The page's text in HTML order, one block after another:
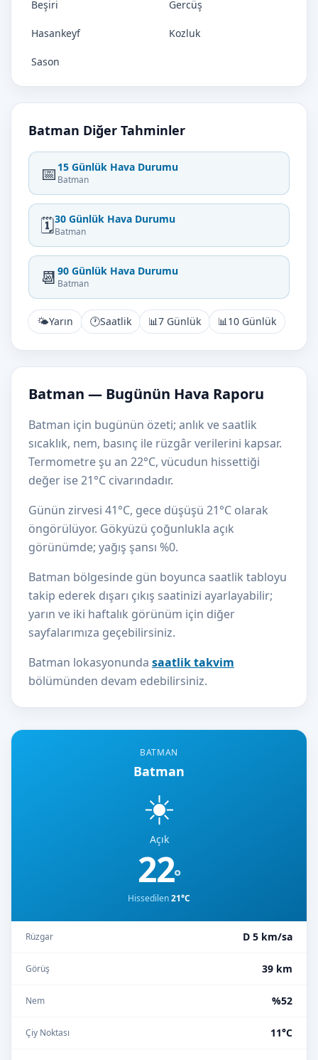
BATMAN
Batman
☀️
Açık
22°
Hissedilen21°C
Rüzgar D 5 km/sa
Görüş 39 km
Nem %52
Çiy Noktası 11°C
Beşiri Gercüş
Hasankeyf Kozluk
Sason
Batman Diğer Tahminler
📅 15 Günlük Hava Durumu
Batman
🗓️30 Günlük Hava Durumu
Batman
📆 90 Günlük Hava Durumu
Batman
🌤️Yarın 🕐Saatlik 📊7 Günlük 📊10 Günlük
Batman — Bugünün Hava Raporu
Batman için bugünün özeti; anlık ve saatlik
sıcaklık, nem, basınç ile rüzgâr verilerini kapsar.
Termometre şu an 22°C, vücudun hissettiği
değer ise 21°C civarındadır.
Günün zirvesi 41°C, gece düşüşü 21°C olarak
öngörülüyor. Gökyüzü çoğunlukla açık
görünümde; yağış şansı %0.
Batman bölgesinde gün boyunca saatlik tabloyu
takip ederek dışarı çıkış saatinizi ayarlayabilir;
yarın ve iki haftalık görünüm için diğer
sayfalarımıza geçebilirsiniz.
Batman lokasyonunda saatlik takvim
bölümünden devam edebilirsiniz.